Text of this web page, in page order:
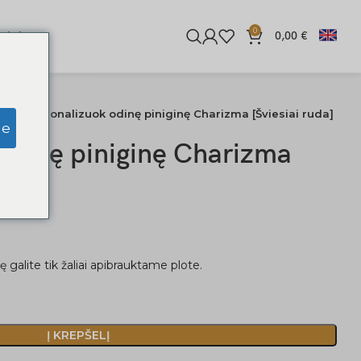
0 0,00 €
Personalizuok odinę piniginę Charizma [Šviesiai ruda]
piniginę Charizma
galite tik žaliai apibrauktame plote.
Į KREPŠELĮ